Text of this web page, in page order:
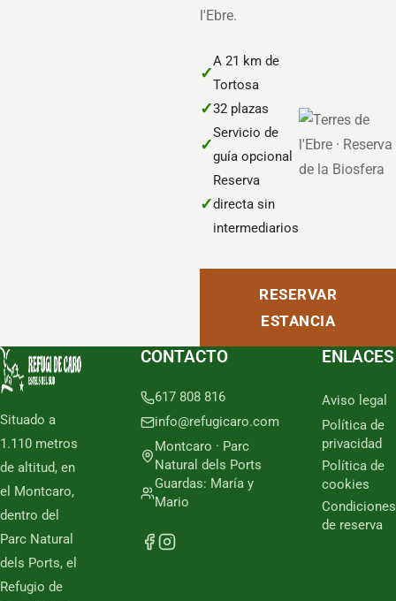
l'Ebre.
✓
A 21 km de
Tortosa
✓32 plazas
✓
Servicio de
guía opcional
✓
Reserva
directa sin
intermediarios
RESERVAR
ESTANCIA
Situado a
1.110 metros
de altitud, en
el Montcaro,
dentro del
Parc Natural
dels Ports, el
Refugio de
CONTACTO
617 808 816
info@refugicaro.com
Montcaro · Parc
Natural dels Ports
Guardas: María y
Mario
ENLACES
Aviso legal
Política de
privacidad
Política de
cookies
Condiciones
de reserva